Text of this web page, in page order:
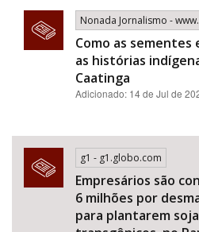
Nonada Jornalismo -
Como as
as histórias
Caatinga
Adicionado: 14 de Jul de
g1 - g1.globo.com
Empresários são
6 milhões por
para plantarem